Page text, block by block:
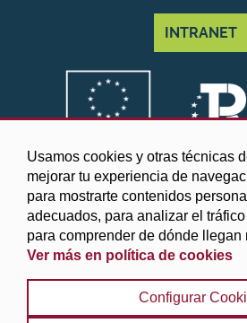
Usamos cookies y otras técnicas
mejorar tu experiencia de
para mostrarte contenidos
adecuados, para analizar el
para comprender de dónde llegan
Ver más en política de cookies
Configurar
INTRANET
©2025 Diputación de
Aviso legal y Política de privacidad |